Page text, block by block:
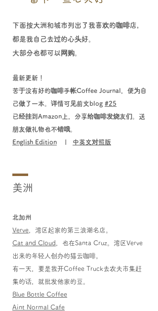
下面按大洲和城市列出了我喜欢的咖啡店，
都是我自己去过的心头好。
大部分也都可以网购。
最新更新！
苦于没有好的咖啡手帐Coffee Journal，便为自
己做了一本。 详情可见前文blog #25
已经挂到Amazon上，分享给咖啡发烧友们。送
朋友做礼物也不错哦。
English Edition
中英文对照版
美洲
北加州
Verve
湾区起家的第三浪潮名店。
Cat and Cloud ，也在Santa Cruz。湾区Verve
出来的年轻人创办的猫云咖啡。
有一天，要是我开Coffee Truck去农夫市集赶
集的话，就批发他家的豆。
Blue Bottle Coffee
Aint Normal Cafe